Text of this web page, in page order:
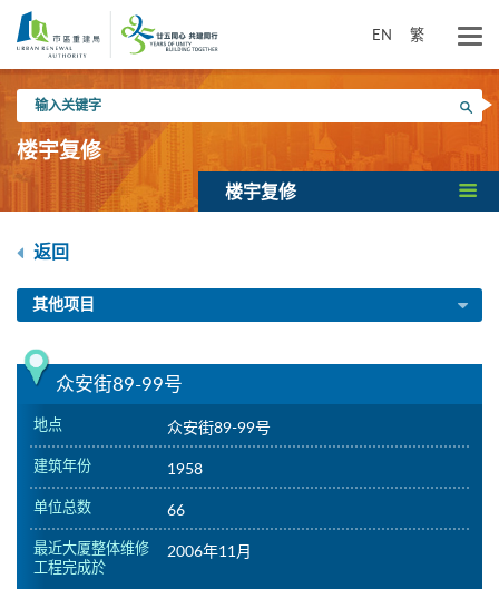
内
EN 繁
入
关
键
搜寻
楼宇复修
楼宇复修
返回
其他项目
众安街89-99号
地点 众安街89-99号
建筑年份 1958
单位总数 66
最近大厦整体维修
工程完成於
2006年11月